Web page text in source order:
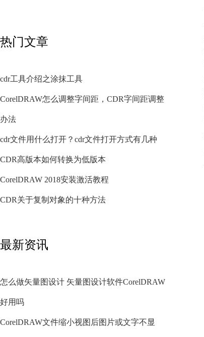
热门文章
cdr工具介绍之涂抹工具
CorelDRAW怎么调整字间距，CDR字间距调整
办法
cdr文件用什么打开？cdr文件打开方式有几种
CDR高版本如何转换为低版本
CorelDRAW 2018安装激活教程
CDR关于复制对象的十种方法
最新资讯
怎么做矢量图设计 矢量图设计软件CorelDRAW
好用吗
CorelDRAW文件缩小视图后图片或文字不显